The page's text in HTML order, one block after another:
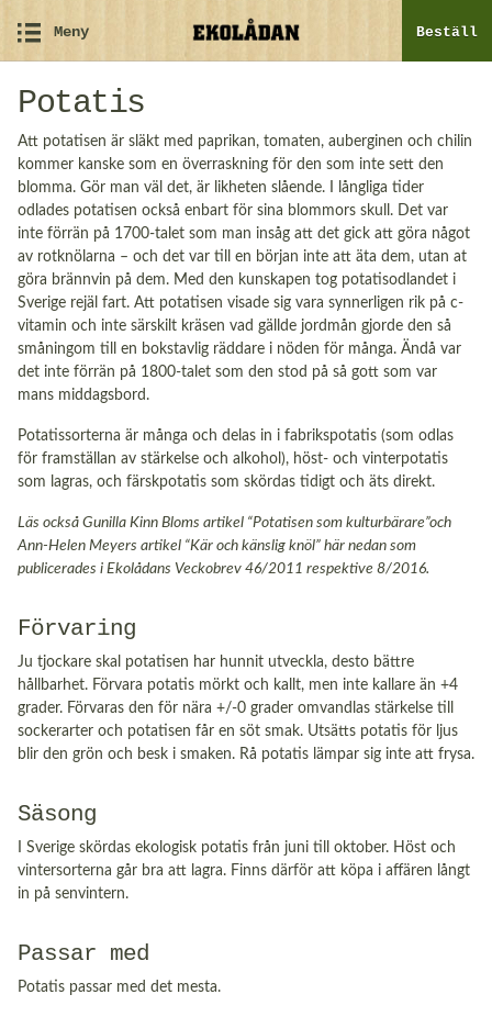
Meny Beställ
Potatis
Att potatisen är släkt med paprikan, tomaten, auberginen och chilin
kommer kanske som en överraskning för den som inte sett den
blomma. Gör man väl det, är likheten slående. I långliga tider
odlades potatisen också enbart för sina blommors skull. Det var
inte förrän på 1700-talet som man insåg att det gick att göra något
av rotknölarna – och det var till en början inte att äta dem, utan at
göra brännvin på dem. Med den kunskapen tog potatisodlandet i
Sverige rejäl fart. Att potatisen visade sig vara synnerligen rik på c-
vitamin och inte särskilt kräsen vad gällde jordmån gjorde den så
småningom till en bokstavlig räddare i nöden för många. Ändå var
det inte förrän på 1800-talet som den stod på så gott som var
mans middagsbord.
Potatissorterna är många och delas in i fabrikspotatis (som odlas
för framställan av stärkelse och alkohol), höst- och vinterpotatis
som lagras, och färskpotatis som skördas tidigt och äts direkt.
Läs också Gunilla Kinn Bloms artikel “Potatisen som kulturbärare”och
Ann-Helen Meyers artikel “Kär och känslig knöl” här nedan som
publicerades i Ekolådans Veckobrev 46/2011 respektive 8/2016.
Förvaring
Ju tjockare skal potatisen har hunnit utveckla, desto bättre
hållbarhet. Förvara potatis mörkt och kallt, men inte kallare än +4
grader. Förvaras den för nära +/-0 grader omvandlas stärkelse till
sockerarter och potatisen får en söt smak. Utsätts potatis för ljus
blir den grön och besk i smaken. Rå potatis lämpar sig inte att frysa.
Säsong
I Sverige skördas ekologisk potatis från juni till oktober. Höst och
vintersorterna går bra att lagra. Finns därför att köpa i affären långt
in på senvintern.
Passar med
Potatis passar med det mesta.